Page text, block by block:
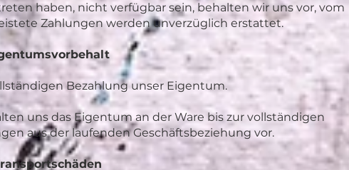
haben, nicht verfügbar sein, behalten wir uns vor, vom
Zahlungen werden unverzüglich erstattet.
Bezahlung unser Eigentum.
uns das Eigentum an der Ware bis zur vollständigen
aus der laufenden Geschäftsbeziehung vor.